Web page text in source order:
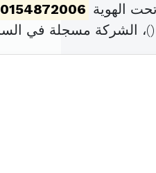
الهوية
)، الشركة مسجلة في